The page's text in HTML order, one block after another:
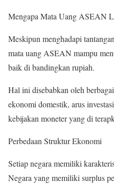
Mengapa Mata Uang ASEAN
Meskipun menghadapi
mata uang ASEAN mampu
baik di bandingkan rupiah.
Hal ini disebabkan oleh
ekonomi domestik, arus
kebijakan moneter yang di
Perbedaan Struktur Ekonomi
Setiap negara memiliki
Negara yang memiliki surplus